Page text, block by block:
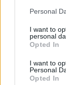
This
disclose it to
Please note
services and
not limited to
grant or deny
Personal
I want to
personal
Opted In
I want to
Personal
Opted In